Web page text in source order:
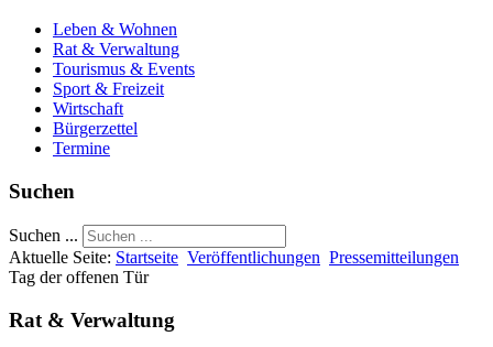
Leben & Wohnen
Rat & Verwaltung
Tourismus & Events
Sport & Freizeit
Wirtschaft
Bürgerzettel
Termine
Suchen
Suchen ...
Aktuelle Seite: Startseite Veröffentlichungen Pressemitteilungen
Tag der offenen Tür
Rat & Verwaltung